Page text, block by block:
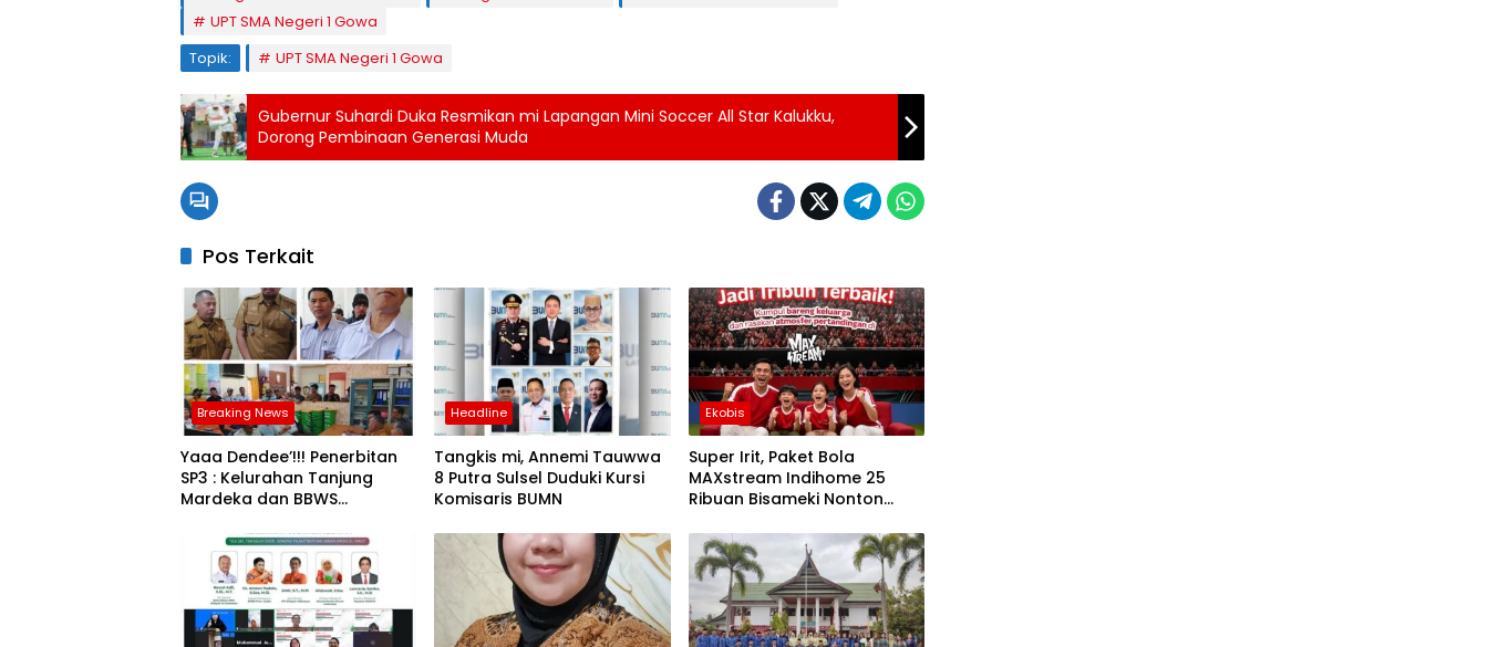
UPT SMA Negeri 1 Gowa
Topik:
UPT SMA Negeri 1 Gowa
Gubernur Suhardi Duka Resmikan mi Lapangan Mini Soccer All Star Kalukku,
Dorong Pembinaan Generasi Muda
Pos Terkait
Breaking News
Yaaa Dendee’!!! Penerbitan
SP3 : Kelurahan Tanjung
Mardeka dan BBWS
Bertolak Belakang
Headline
Tangkis mi, Annemi Tauwwa
8 Putra Sulsel Duduki Kursi
Komisaris BUMN
Ekobis
Super Irit, Paket Bola
MAXstream Indihome 25
Ribuan Bisameki Nonton